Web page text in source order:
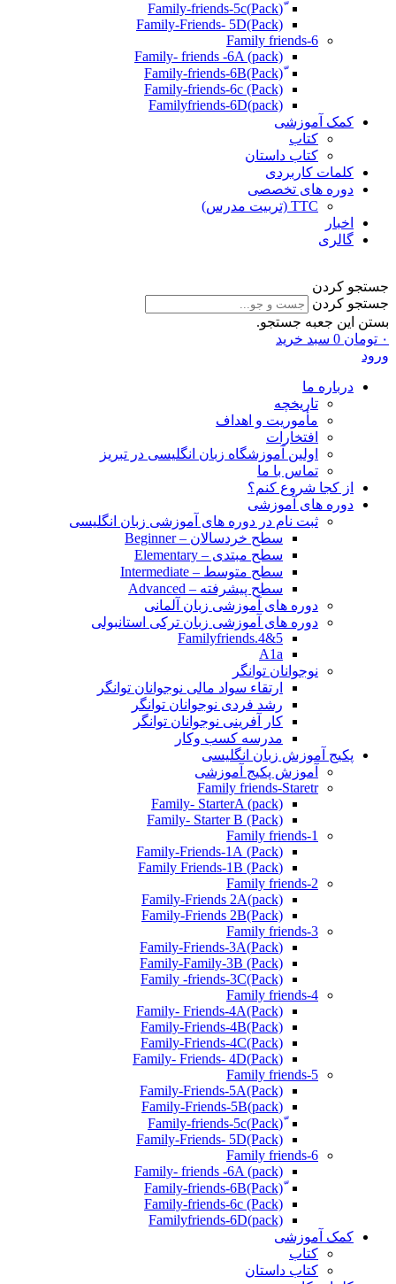
ّ(Pack)Family-friends-5c
Family-Friends- 5D(Pack)
Family friends-6
Family- friends -6A (pack)
Family-friends-6c (Pack)
Familyfriends-6D(pack)
کمک آموزشی
کتاب
کتاب داستان
کلمات کاربردی
دوره های تخصصی
TTC (تربیت مدرس)
اخبار
گالری
جستجو کردن
جستجو کردن
بستن این جعبه جستجو.
۰ تومان 0 سبد خرید
ورود
درباره ما
تاریخچه
مأموریت و اهداف
افتخارات
اولین آموزشگاه زبان انگلیسی در تبریز
تماس با ما
از کجا شروع کنم؟
دوره های آموزشی
ثبت نام در دوره های آموزشی زبان انگلیسی
سطح خردسالان – Beginner
سطح مبتدی – Elementary
سطح متوسط – Intermediate
سطح پیشرفته – Advanced
دوره های آموزشی زبان آلمانی
دوره های آموزشی زبان ترکی استانبولی
Familyfriends.4&5
A1a
نوجوانان توانگر
ارتقاء سواد مالی نوجوانان توانگر
رشد فردی نوجوانان توانگر
کار آفرینی نوجوانان توانگر
مدرسه کسب وکار
پکیج آموزش زبان انگلیسی
آموزش پکیج آموزشی
Family friends-Staretr
Family- StarterA (pack)
Family- Starter B (Pack)
Family friends-1
(Pack) Family-Friends-1A
(Pack) Family Friends-1B
Family friends-2
Family-Friends 2A(pack)
Family-Friends 2B(Pack)
Family friends-3
(Pack)Family-Friends-3A
Family-Family-3B (Pack)
Family -friends-3C(Pack)
Family friends-4
Family- Friends-4A(Pack)
Family-Friends-4B(Pack)
Family-Friends-4C(Pack)
(Pack)Family- Friends- 4D
Family friends-5
Family-Friends-5A(Pack)
(pack)Family-Friends-5B
ّ(Pack)Family-friends-5c
Family-Friends- 5D(Pack)
Family friends-6
Family- friends -6A (pack)
Family-friends-6c (Pack)
Familyfriends-6D(pack)
کمک آموزشی
کتاب
کتاب داستان